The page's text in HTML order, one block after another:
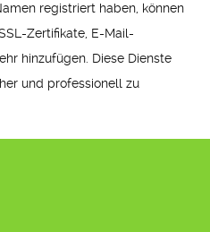
registriert haben, können
Zertifikate, E-Mail-
hinzufügen. Diese Dienste
und professionell zu